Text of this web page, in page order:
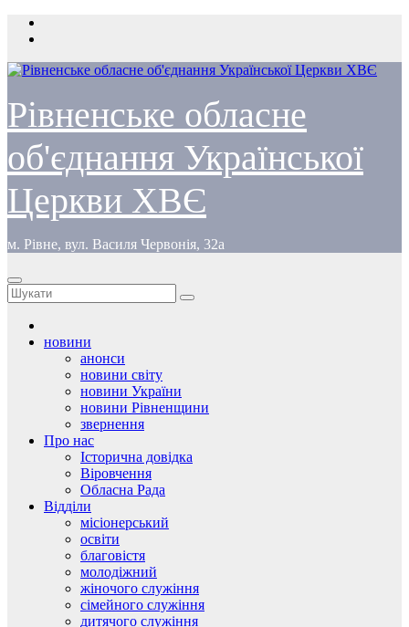
Перейти
Рівненське обласне
об'єднання Української
Церкви ХВЄ
м. Рівне, вул. Василя Червонія, 32а
новини
анонси
новини світу
новини України
новини Рівненщини
звернення
Про нас
Історична довідка
Віровчення
Обласна Рада
Відділи
місіонерський
освіти
благовістя
молодіжний
жіночого служіння
сімейного служіння
дитячого служіння